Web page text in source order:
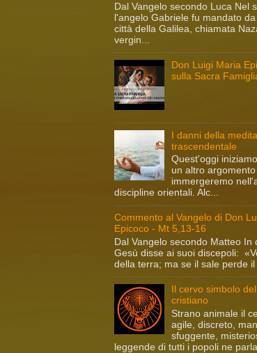
Dal Vangelo secondo Luca Nel
l'angelo Gabriele fu mandato
città della Galilea, chiamata
vergin...
Don Luigi Maria
sulla Sacra
I danni della
trascendentale
Quest'oggi
un altro
immergeremo
discipline orientali. Alc...
Commento al Vangelo di Don
Epicoco - Mt 5,13-16
Dal Vangelo secondo Matteo In
Gesù disse ai suoi discepoli:
della terra; ma se il sale perde il
Il cervo simbolo
cristiano
Strano animale il
agile, discreto,
sfuggente,
leggende di tutti i popoli ne